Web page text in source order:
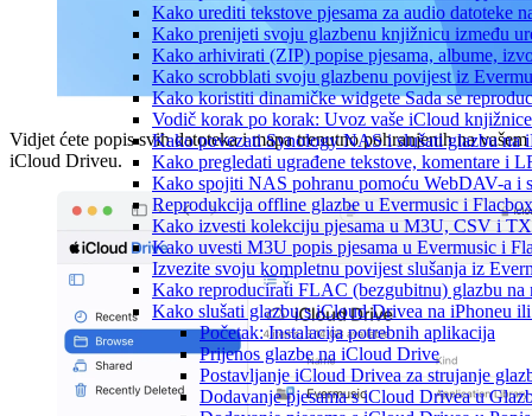
Kako urediti tekstove pjesama za audio datoteke
Kako prenijeti svoju glazbenu knjižnicu između
Kako arhivirati (ZIP) popise pjesama, albume,
Kako scrobblati svoju glazbenu povijest iz
Kako koristiti dinamičke widgete Sada se
Vodič korak po korak: Uvoz vaše iCloud
Kako povezati Synology NAS i slušati glazbu na
Kako pregledati ugrađene tekstove, komentare i
Kako spojiti NAS pohranu pomoću WebDAV-a i
Reprodukcija offline glazbe u Evermusic i
Kako izvesti kolekciju pjesama u M3U, CSV i
Kako uvesti M3U popis pjesama u Evermusic i
Izvezite svoju kompletnu povijest slušanja iz
Kako reproducirati FLAC (bezgubitnu) glazbu na
Kako slušati glazbu s iCloud Drivea na iPhoneu
Početak: Instalacija potrebnih aplikacija
Prijenos glazbe na iCloud Drive
Postavljanje iCloud Drivea za strujanje
Dodavanje pjesama s iCloud Drivea u
Vidjet ćete popis svih datoteka i mapa trenutno pohranjenih na vašem
iCloud Driveu.